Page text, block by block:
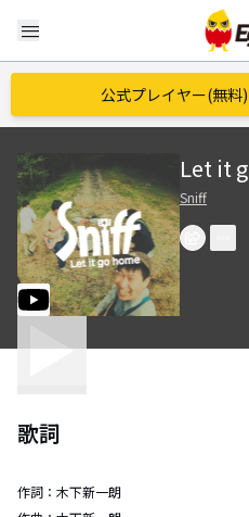
menu
公式プレイヤー(無
Let it
Sniff
歌詞
作詞： 木下新一朗